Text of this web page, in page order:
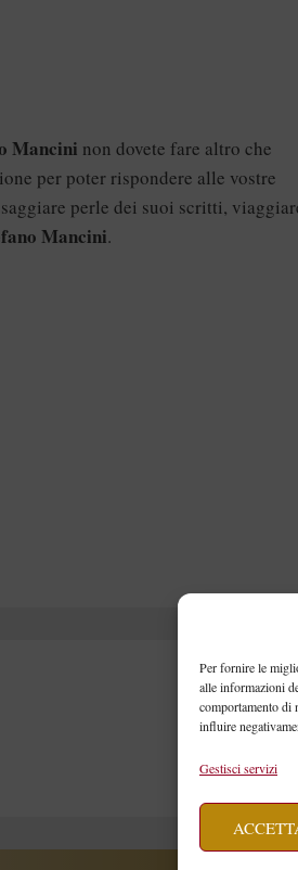
Per fornire le
alle informazioni
comportamento di
influire
Gestisci servizi
Mancini non dovete fare altro che
per poter rispondere alle vostre
perle dei suoi scritti,
Mancini.